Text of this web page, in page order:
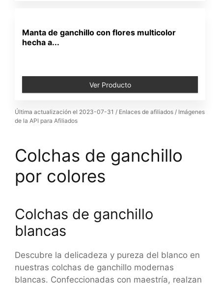
Manta de ganchillo con flores multicolor
hecha a...
Ver Producto
Última actualización el 2023-07-31 / Enlaces de afiliados / Imágenes
de la API para Afiliados
Colchas de ganchillo
por colores
Colchas de ganchillo
blancas
Descubre la delicadeza y pureza del blanco en
nuestras colchas de ganchillo modernas
blancas. Confeccionadas con maestría, realzan